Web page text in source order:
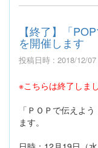
【終了】「
を開催します
投稿日時 : 2018/12/07
※こちらは終了しま
「ＰＯＰで伝えよ
ます。